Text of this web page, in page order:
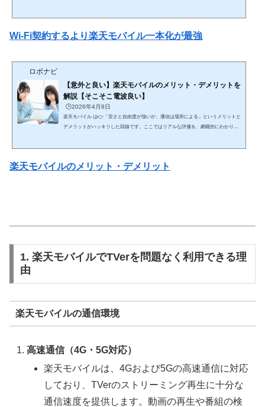
回線＋スマホ（一般的） 光回線：4,000〜6,000円 スマホ：3,000〜8,000円👉 合計：
Wi-Fi契約するより楽天モバイル一本化が最強
ロボナビ
【意外と良い】楽天モバイルのメリット・デメリットを
解説【そこそこ電波良い】
🕒️2026年4月8日
楽天モバイル は👉「安さと自由度が強いが、通信は場所による」というメリットと
デメリットがハッキリした回線です。ここではリアルな評価を、網羅的にわかりや
楽天モバイルのメリット・デメリット
1. 楽天モバイルでTVerを問題なく利用できる理
由
楽天モバイルの通信環境
高速通信（4G・5G対応）
楽天モバイルは、4Gおよび5Gの高速通信に対応
しており、TVerのストリーミング再生に十分な
通信速度を提供します。動画の再生や番組の検